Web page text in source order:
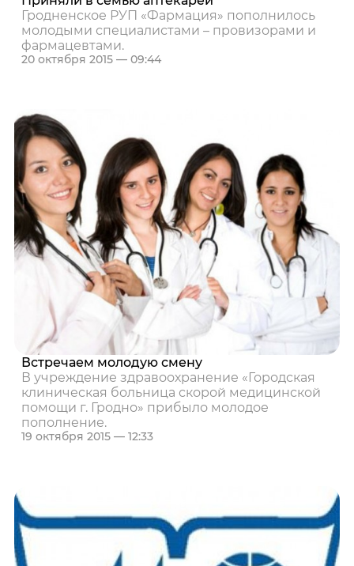
Гродненское РУП «Фармация» пополнилось
молодыми специалистами – провизорами и
фармацевтами.
20 октября 2015 — 09:44
Встречаем молодую смену
В учреждение здравоохранение «Городская
клиническая больница скорой медицинской
помощи г. Гродно» прибыло молодое
пополнение.
19 октября 2015 — 12:33